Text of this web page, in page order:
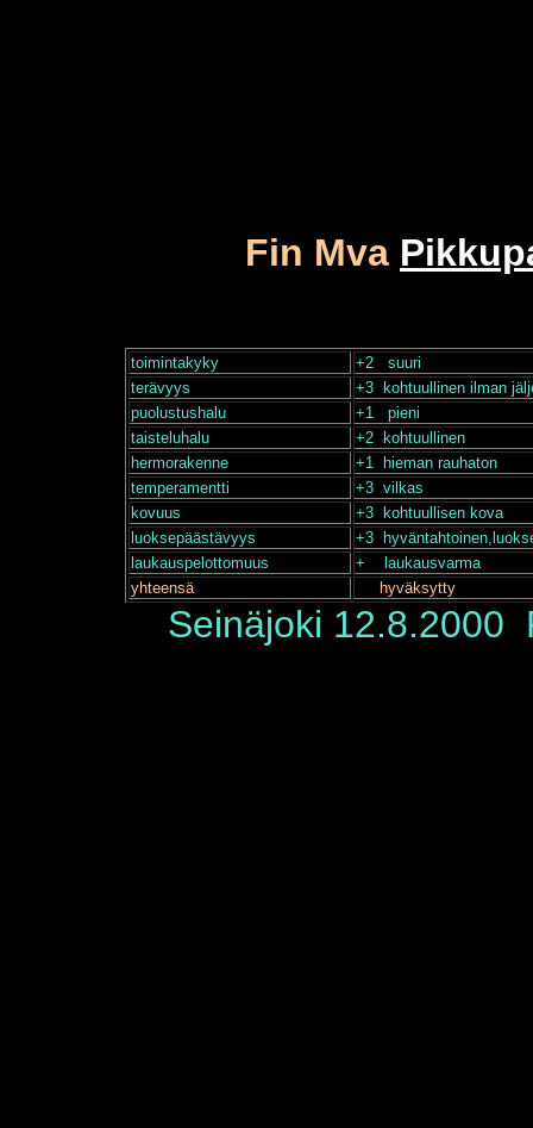
Fin Mva
toimintakyky
+2 suuri
terävyys
+3 kohtuullinen ilman
puolustushalu
+1 pieni
taisteluhalu
+2 kohtuullinen
hermorakenne
+1 hieman rauhaton
temperamentti
+3 vilkas
kovuus
+3 kohtuullisen kova
luoksepäästävyys
+3
laukauspelottomuus
+ laukausvarma
yhteensä
hyväksytty
Seinäjoki 12.8.2000